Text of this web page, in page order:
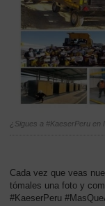
Contenido
Conozca
Kaeser
Contenido
¿Sigues a #KaeserPeru en
Cada vez que veas
tómales una foto y
#KaeserPeru